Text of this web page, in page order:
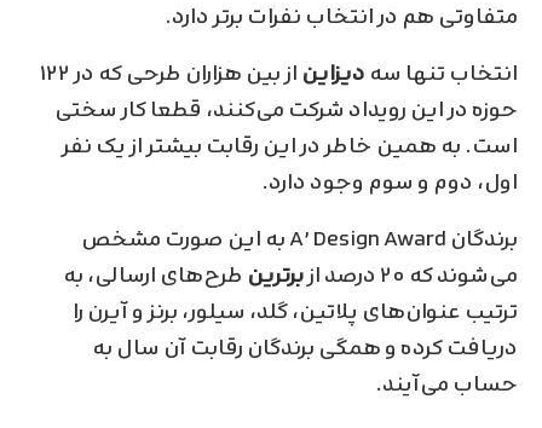
متفاوتی هم در انتخاب نفرات برتر دارد.
انتخاب تنها سه دیزاین
از بین هزاران طرحی که در ۱۲۲
حوزه در این رویداد شرکت می‌کنند، قطعا کار سختی
است. به همین خاطر در این رقابت بیشتر از یک نفر
اول، دوم و سوم وجود دارد.
برندگان A’ Design Award به این صورت مشخص
می‌شوند که ۲۰ درصد از
برترین طرح‌های ارسالی، به
ترتیب عنوان‌های پلاتین، گلد، سیلور، برنز و آیرن را
دریافت کرده و همگی برندگان رقابت آن سال به
حساب می‌آیند.